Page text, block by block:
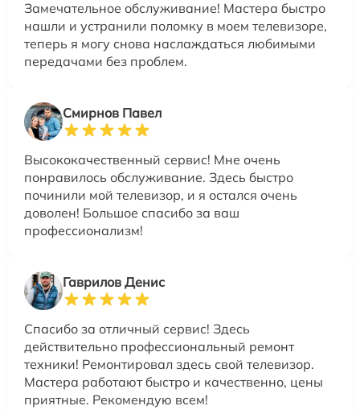
Замечательное обслуживание! Мастера быстро
нашли и устранили поломку в моем телевизоре,
теперь я могу снова наслаждаться любимыми
передачами без проблем.
Смирнов Павел
Высококачественный сервис! Мне очень
понравилось обслуживание. Здесь быстро
починили мой телевизор, и я остался очень
доволен! Большое спасибо за ваш
профессионализм!
Гаврилов Денис
Спасибо за отличный сервис! Здесь
действительно профессиональный ремонт
техники! Ремонтировал здесь свой телевизор.
Мастера работают быстро и качественно, цены
приятные. Рекомендую всем!